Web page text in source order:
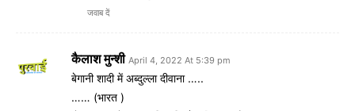
जवाब दें
कैलाश मुन्शी April 4, 2022 At 5:39 pm
बेगानी शादी में अब्दुल्ला दीवाना …..
…… (भारत )